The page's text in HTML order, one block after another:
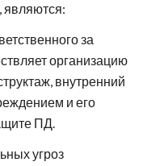
за
организацию
внутренний
и его
ПД.
угроз